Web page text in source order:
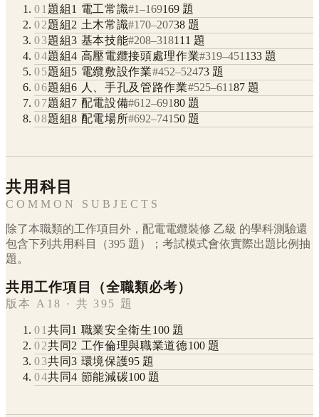
01 題組1 電工常識#1–169169 題
02題組2 土木常識#170–20738 題
03題組3 基本技能#208–318111 題
04題組4 高壓電纜接頭處理作業#319–451 133 題
05題組5 電纜敷設作業#452–52473題
06題組6 人、手孔及管路作業#525–61187題
07題組7 配電設備#612–69180 題
08題組8 配電場所#692–741 50 題
共用科目
COMMON SUBJECTS
除了本職類的工作項目外， 配電電纜裝修 乙級 的學科測驗還
包含下列共用科目（395 題）；考試模式會依實際出題比例抽
題。
共用工作項目（全職類必考）
版本 A18 · 共 395 題
01共同1 職業安全衛生100題
02共同2 工作倫理與職業道德100題
03共同3 環境保護95 題
04共同4 節能減碳100 題